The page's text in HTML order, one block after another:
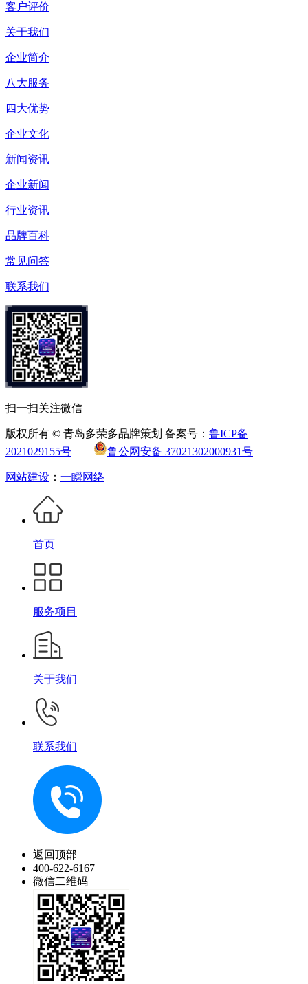
客户评价
关于我们
企业简介
八大服务
四大优势
企业文化
新闻资讯
企业新闻
行业资讯
品牌百科
常见问答
联系我们
扫一扫关注微信
版权所有 © 青岛多荣多品牌策划 备案号： 鲁ICP备
2021029155号
鲁公网安备 37021302000931号
网站建设 ： 一瞬网络
首页
服务项目
关于我们
联系我们
返回顶部
400-622-6167
微信二维码